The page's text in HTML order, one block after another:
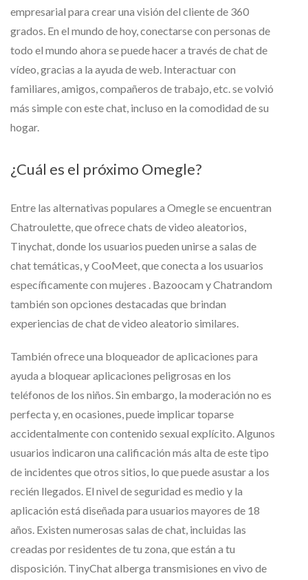
empresarial para crear una visión del cliente de 360
grados. En el mundo de hoy, conectarse con personas de
todo el mundo ahora se puede hacer a través de chat de
vídeo, gracias a la ayuda de web. Interactuar con
familiares, amigos, compañeros de trabajo, etc. se volvió
más simple con este chat, incluso en la comodidad de su
hogar.
¿Cuál es el próximo Omegle?
Entre las alternativas populares a Omegle se encuentran
Chatroulette, que ofrece chats de video aleatorios,
Tinychat, donde los usuarios pueden unirse a salas de
chat temáticas, y CooMeet, que conecta a los usuarios
específicamente con mujeres . Bazoocam y Chatrandom
también son opciones destacadas que brindan
experiencias de chat de video aleatorio similares.
También ofrece una bloqueador de aplicaciones para
ayuda a bloquear aplicaciones peligrosas en los
teléfonos de los niños. Sin embargo, la moderación no es
perfecta y, en ocasiones, puede implicar toparse
accidentalmente con contenido sexual explícito. Algunos
usuarios indicaron una calificación más alta de este tipo
de incidentes que otros sitios, lo que puede asustar a los
recién llegados. El nivel de seguridad es medio y la
aplicación está diseñada para usuarios mayores de 18
años. Existen numerosas salas de chat, incluidas las
creadas por residentes de tu zona, que están a tu
disposición. TinyChat alberga transmisiones en vivo de